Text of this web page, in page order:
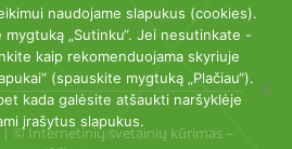
| © Internetinių svetainių kūrimas –
naudojame slapukus (cookies).
„Sutinku“. Jei nesutinkate -
kaip rekomenduojama skyriuje
(spauskite mygtuką „Plačiau“).
kada galėsite atšaukti naršyklėje
įrašytus slapukus.